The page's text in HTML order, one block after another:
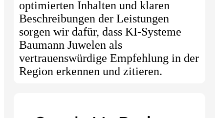
optimierten Inhalten und klaren
Beschreibungen der Leistungen
sorgen wir dafür, dass KI-Systeme
Baumann Juwelen als
vertrauenswürdige Empfehlung in der
Region erkennen und zitieren.